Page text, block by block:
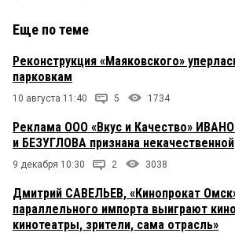
Еще по теме
Реконструкция «Маяковского»
парковкам
10 августа 11:40 5 1734
Реклама ООО «Вкус и Качество»
и БЕЗУГЛОВА признана некачественной
9 декабря 10:30 2 3038
Дмитрий САВЕЛЬЕВ, «Кинопрокат
параллельного импорта выиграют
кинотеатры, зрители, сама отрасль»